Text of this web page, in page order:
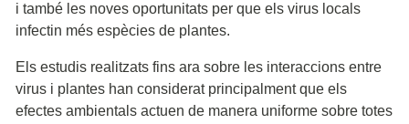
i també les noves oportunitats per que els virus locals
infectin més espècies de plantes.
Els estudis realitzats fins ara sobre les interaccions entre
virus i plantes han considerat principalment que els
efectes ambientals actuen de manera uniforme sobre totes